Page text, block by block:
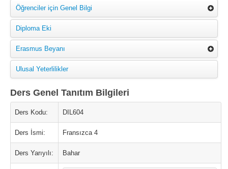
Öğrenciler için Genel Bilgi
Diploma Eki
Erasmus Beyanı
Ulusal Yeterlilikler
Ders Genel Tanıtım Bilgileri
Ders Kodu: DIL604
Ders İsmi: Fransızca 4
Ders Yarıyılı: Bahar